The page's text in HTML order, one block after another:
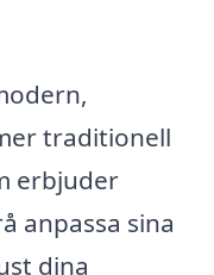
traditionell
erbjuder
anpassa sina
dina